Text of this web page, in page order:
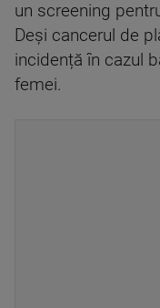
un screening
Deși cancerul de
incidență în cazul
femei.